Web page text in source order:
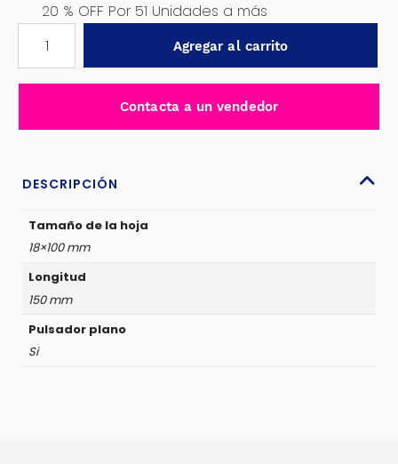
20 % OFF Por 51 Unidades a más
CUCHILLAS
DESGLOSABLE
cantidad
Agregar al carrito
Contacta a un vendedor
DESCRIPCIÓN
Tamaño de la hoja
18×100 mm
Longitud
150 mm
Pulsador plano
Si